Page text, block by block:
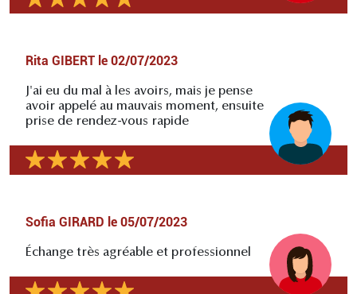
Rita GIBERT le 02/07/2023
J'ai eu du mal à les avoirs, mais je pense
avoir appelé au mauvais moment, ensuite
prise de rendez-vous rapide
Sofia GIRARD le 05/07/2023
Échange très agréable et professionnel